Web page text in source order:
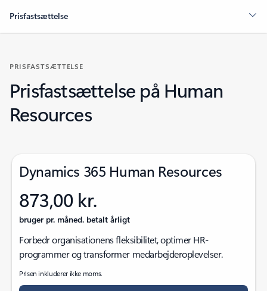
Prisfastsættelse
PRISFASTSÆTTELSE
Prisfastsættelse på Human
Resources
Dynamics 365 Human Resources
873,00 kr.
bruger pr. måned. betalt årligt
Forbedr organisationens fleksibilitet, optimer HR-
programmer og transformer medarbejderoplevelser.
Prisen inkluderer ikke moms.